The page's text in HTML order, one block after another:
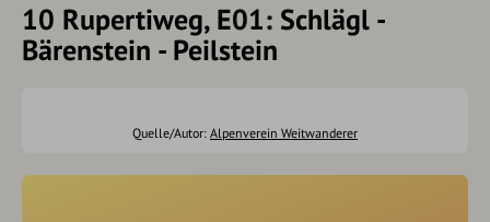
10 Rupertiweg, E01: Schlägl -
Bärenstein - Peilstein
Quelle/Autor: Alpenverein Weitwanderer